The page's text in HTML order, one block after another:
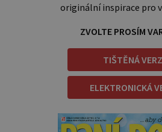
originální inspirace pro
ZVOLTE PROSÍM
TIŠTĚNÁ
ELEKTRONICKÁ